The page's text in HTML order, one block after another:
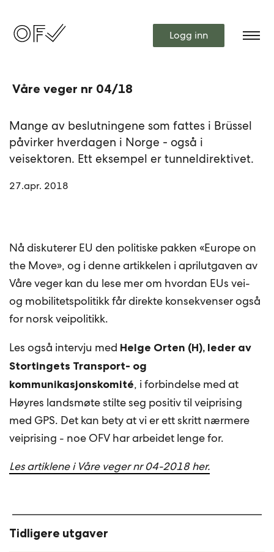
Logg inn
Våre veger nr 04/18
Mange av beslutningene som fattes i Brüssel
påvirker hverdagen i Norge - også i
veisektoren. Ett eksempel er tunneldirektivet.
27.apr. 2018
Nå diskuterer EU den politiske pakken «Europe on
the Move», og i denne artikkelen i aprilutgaven av
Våre veger kan du lese mer om hvordan EUs vei-
og mobilitetspolitikk får direkte konsekvenser også
for norsk veipolitikk.
Les også intervju med Helge Orten (H), leder av
Stortingets Transport- og
kommunikasjonskomité, i forbindelse med at
Høyres landsmøte stilte seg positiv til veiprising
med GPS. Det kan bety at vi er ett skritt nærmere
veiprising - noe OFV har arbeidet lenge for.
Les artiklene i Våre veger nr 04-2018 her.
Tidligere utgaver